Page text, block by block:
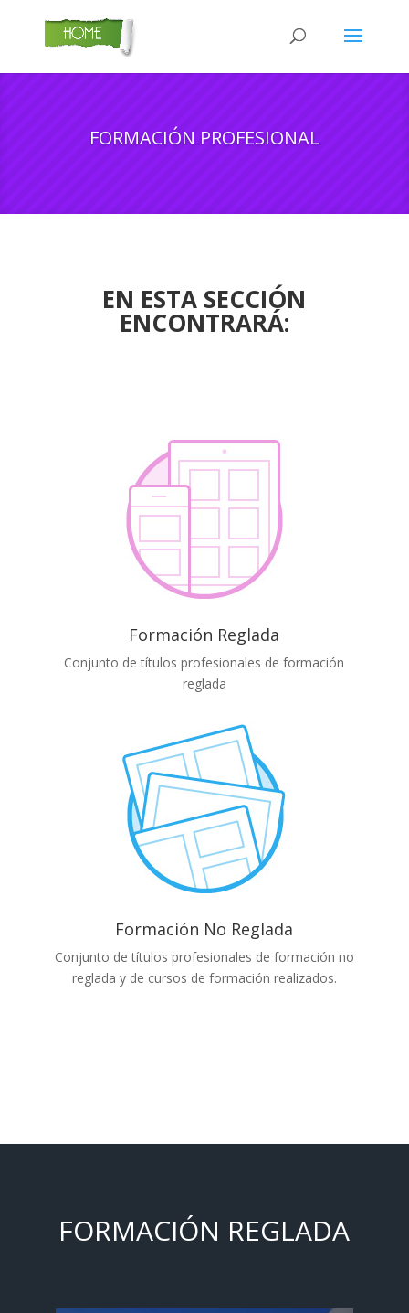
FORMACIÓN PROFESIONAL
EN ESTA SECCIÓN
ENCONTRARÁ:
Formación Reglada
Conjunto de títulos profesionales de formación
reglada
Formación No Reglada
Conjunto de títulos profesionales de formación no
reglada y de cursos de formación realizados.
FORMACIÓN REGLADA